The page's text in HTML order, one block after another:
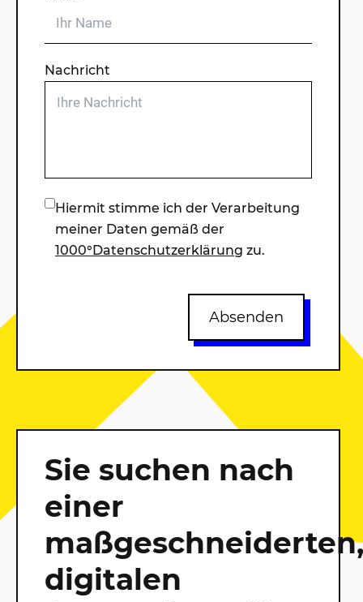
Nachricht
Hiermit stimme ich der Verarbeitung
meiner Daten gemäß der
1000°Datenschutzerklärung zu.
Absenden
Sie suchen nach
einer
maßgeschneiderten,
digitalen